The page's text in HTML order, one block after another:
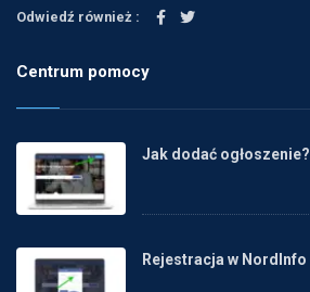
Odwiedź również :
Centrum pomocy
Jak dodać ogłoszenie?
Rejestracja w NordInfo